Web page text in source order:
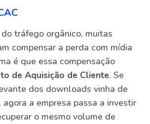
tráfego orgânico, muitas
compensar a perda com mídia
é que essa compensação
de Aquisição de Cliente. Se
dos downloads vinha de
agora a empresa passa a investir
o mesmo volume de